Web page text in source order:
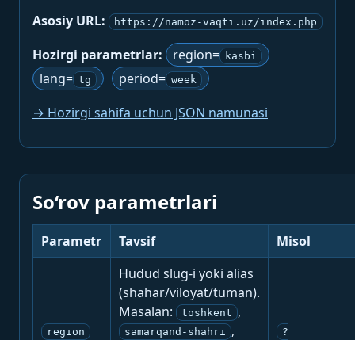
Asosiy URL:
https://namoz-vaqti.uz/index.php
Hozirgi parametrlar: region= kasbi
lang= tg period= week
→ Hozirgi sahifa uchun JSON namunasi
So‘rov parametrlari
Parametr Tavsif Misol
region
Hudud slug-i yoki alias
(shahar/viloyat/tuman).
Masalan:
toshkent ,
samarqand-shahri ,
?